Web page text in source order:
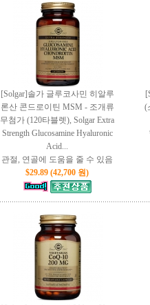
[Solgar]솔가 글루코사민 히알루
론산 콘드로이틴 MSM - 조개류
무첨가 (120타블렛), Solgar Extra
Strength Glucosamine Hyaluronic
Acid...
관절, 연골에 도움을 줄 수 있음
$29.89 (42,700 원)
(